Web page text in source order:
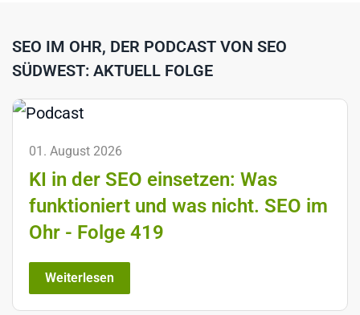
SEO IM OHR, DER PODCAST VON SEO
SÜDWEST: AKTUELL FOLGE
01. August 2026
KI in der SEO einsetzen: Was
funktioniert und was nicht. SEO im
Ohr - Folge 419
Weiterlesen